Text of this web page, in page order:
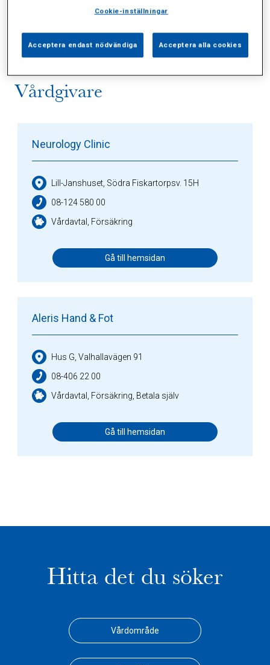
Vårdgivare
Neurology Clinic
Lill-Janshuset, Södra Fiskartorpsv. 15H
08-124 580 00
Vårdavtal, Försäkring
Gå till hemsidan
Aleris Hand & Fot
Hus G, Valhallavägen 91
08-406 22 00
Vårdavtal, Försäkring, Betala själv
Gå till hemsidan
Hitta det du söker
Vårdområde
Cookie-inställningar
Acceptera endast nödvändiga Acceptera alla cookies